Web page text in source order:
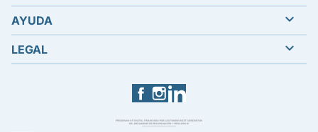
Facebook
AYUDA 
LEGAL 